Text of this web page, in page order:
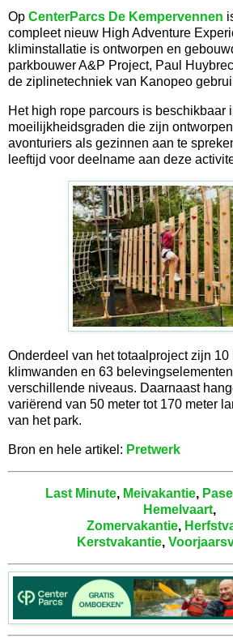
Op CenterParcs De Kempervennen
compleet nieuw High Adventure
kliminstallatie is ontworpen en
parkbouwer A&P Project, Paul
de ziplinetechniek van Kanopeo
Het high rope parcours is beschikbaar
moeilijkheidsgraden die zijn
avonturiers als gezinnen aan te
leeftijd voor deelname aan deze
Onderdeel van het totaalproject zijn
klimwanden en 63
verschillende niveaus. Daarnaast
variërend van 50 meter tot 170 meter
van het park.
Bron en hele artikel: Pretwerk
Last Minute, Meivakantie,
Hemelvaart,
Zomervakantie,
Kerstvakantie,